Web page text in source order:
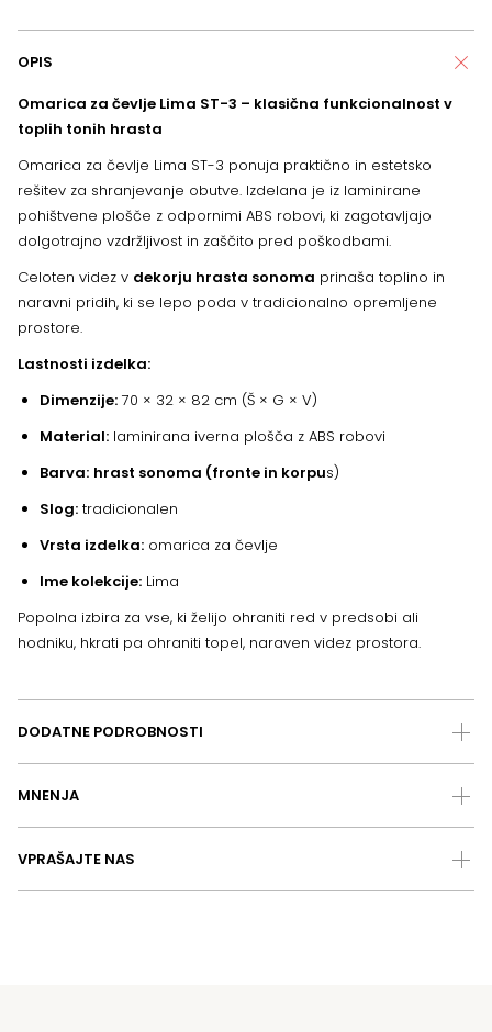
OPIS
Omarica za čevlje Lima ST-3 – klasična funkcionalnost v
toplih tonih hrasta
Omarica za čevlje Lima ST-3 ponuja praktično in estetsko
rešitev za shranjevanje obutve. Izdelana je iz laminirane
pohištvene plošče z odpornimi ABS robovi, ki zagotavljajo
dolgotrajno vzdržljivost in zaščito pred poškodbami.
Celoten videz v dekorju hrasta sonoma prinaša toplino in
naravni pridih, ki se lepo poda v tradicionalno opremljene
prostore.
Lastnosti izdelka:
Dimenzije: 70 × 32 × 82 cm (Š × G × V)
Material: laminirana iverna plošča z ABS robovi
Barva: hrast sonoma (fronte in korpus)
Slog: tradicionalen
Vrsta izdelka: omarica za čevlje
Ime kolekcije: Lima
Popolna izbira za vse, ki želijo ohraniti red v predsobi ali
hodniku, hkrati pa ohraniti topel, naraven videz prostora.
DODATNE PODROBNOSTI
MNENJA
VPRAŠAJTE NAS